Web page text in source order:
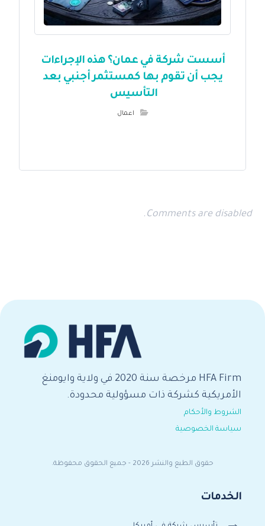
أسست شركة في عمان؟ هذه الإجراءات
يجب أن تقوم بها كمستثمر أجنبي بعد
التأسيس
اعمال
Comments are disabled.
HFA Firm مرخصة سنة 2020 في ولاية وايومنغ
الأمريكية كشركة ذات مسؤولية محدودة.
الشروط والأحكام
سياسة الخصوصية
حقوق الطبع والنشر 2026 - جميع الحقوق محفوظة.
الخدمات